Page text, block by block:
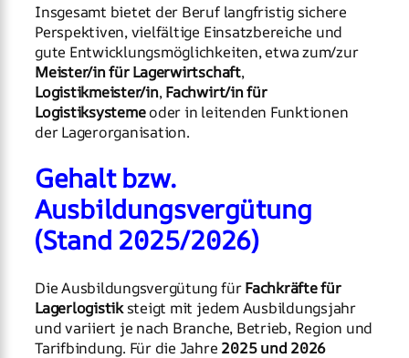
Insgesamt bietet der Beruf langfristig sichere
Perspektiven, vielfältige Einsatzbereiche und
gute Entwicklungsmöglichkeiten, etwa zum/zur
Meister/in für Lagerwirtschaft,
Logistikmeister/in,Fachwirt/in für
Logistiksystemeoder in leitenden Funktionen
der Lagerorganisation.
Gehalt bzw.
Ausbildungsvergütung
(Stand 2025/2026)
Die Ausbildungsvergütung fürFachkräfte für
Lagerlogistiksteigt mit jedem Ausbildungsjahr
und variiert je nach Branche, Betrieb, Region und
Tarifbindung. Für die Jahre 2025 und 2026